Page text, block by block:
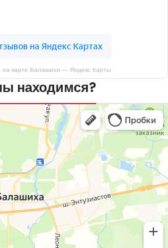
на карте Балашихи — Яндекс Карты
находимся?
в Балашихе